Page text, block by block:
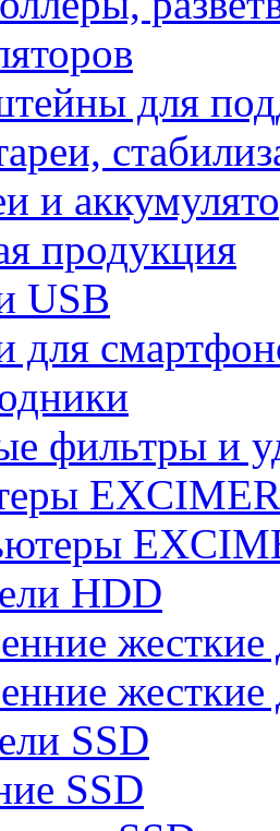
для
и
продукция
USB
для
фильтры и
HDD
SSD
SSD